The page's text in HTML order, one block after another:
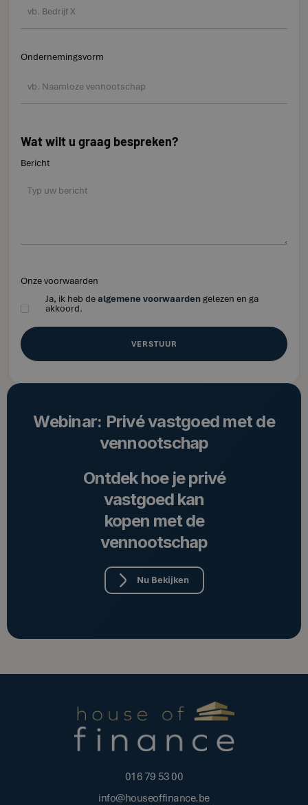
Ondernemingsvorm
Wat wilt u graag bespreken?
Bericht
Onze voorwaarden
Ja, ik heb dealgemene voorwaardengelezen en ga
akkoord.
Webinar: Privé vastgoed met de
vennootschap
Ontdek hoe je privé
vastgoed kan
kopen met de
vennootschap
Nu Bekijken
016 79 53 00
info@houseoffinance.be